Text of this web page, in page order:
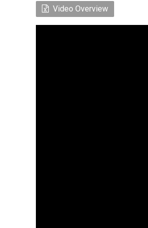
Video Overview